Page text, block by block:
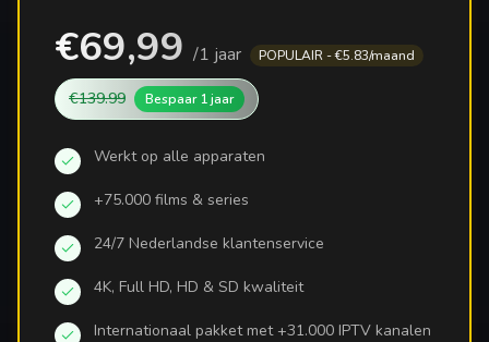
€69,99 /1 jaar POPULAIR - €5.83/maand
€139.99 Bespaar1 jaar
Werkt op alle apparaten
+75.000 films & series
24/7 Nederlandse klantenservice
4K, Full HD, HD & SD kwaliteit
Internationaal pakket met +31.000 IPTV kanalen